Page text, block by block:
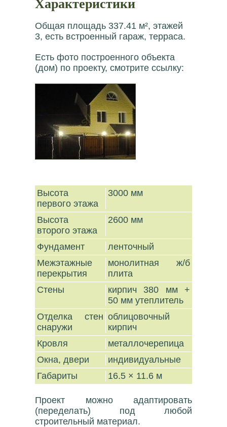
Общая площадь 337.41 м², этажей
3, есть встроенный гараж, терраса.
Есть фото построенного объекта
(дом) по проекту, смотрите ссылку:
Высота
первого этажа
3000 мм
Высота
второго этажа
2600 мм
Фундамент
ленточный
Межэтажные
перекрытия
монолитная ж/б
плита
Стены
кирпич 380 мм +
50 мм утеплитель
Отделка стен
снаружи
облицовочный
кирпич
Кровля
металлочерепица
Окна, двери
индивидуальные
Габариты
16.5 × 11.6 м
Проект можно адаптировать
(переделать) под любой
строительный материал.